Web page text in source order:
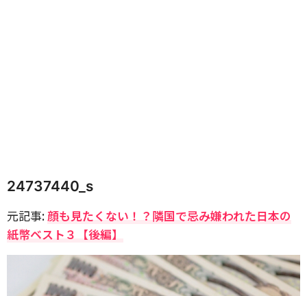
24737440_s
元記事:顔も見たくない！？隣国で忌み嫌われた日本の
紙幣ベスト３【後編】